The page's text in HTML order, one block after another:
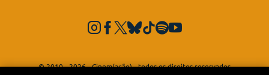
© 2010 - 2026 - Cinem(ação) - todos os direitos reservados